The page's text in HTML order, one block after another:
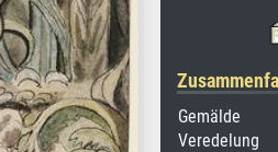
Gemälde
Veredelung